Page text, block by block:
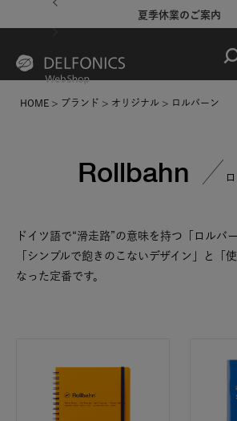
夏季休業のご案内
HOME ブランド オリジナル ロルバーン
Rollbahn
ドイツ語で“滑走路”の意味を持つ「ロルバー
「シンプルで飽きのこないデザイン」と「
なった定番です。